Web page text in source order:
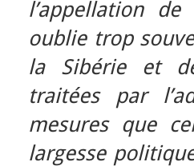
l’appellation
oublie trop
la Sibérie et
traitées par
mesures que
largesse